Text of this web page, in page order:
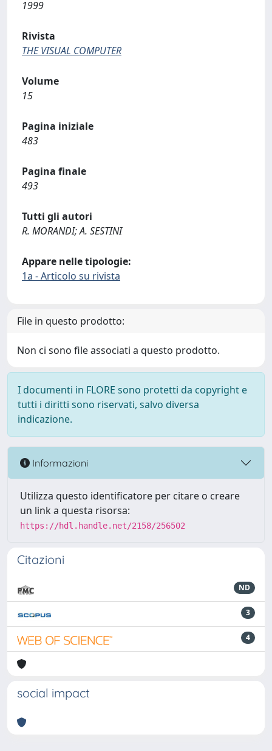
1999
Rivista
THE VISUAL COMPUTER
Volume
15
Pagina iniziale
483
Pagina finale
493
Tutti gli autori
R. MORANDI; A. SESTINI
Appare nelle tipologie:
1a - Articolo su rivista
File in questo prodotto:
Non ci sono file associati a questo prodotto.
I documenti in FLORE sono protetti da copyright e
tutti i diritti sono riservati, salvo diversa
indicazione.
Informazioni
Utilizza questo identificatore per citare o creare
un link a questa risorsa:
https://hdl.handle.net/2158/256502
Citazioni
ND
3
4
social impact